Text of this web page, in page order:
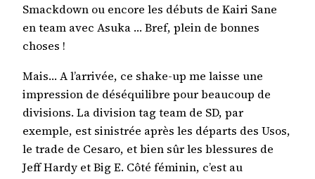
Smackdown ou encore les débuts de Kairi Sane
en team avec Asuka … Bref, plein de bonnes
choses !
Mais… A l’arrivée, ce shake-up me laisse une
impression de déséquilibre pour beaucoup de
divisions. La division tag team de SD, par
exemple, est sinistrée après les départs des Usos,
le trade de Cesaro, et bien sûr les blessures de
Jeff Hardy et Big E. Côté féminin, c’est au